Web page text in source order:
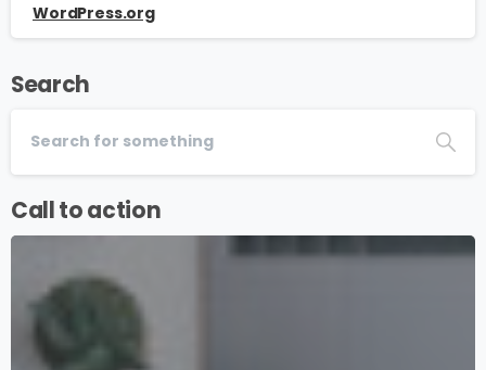
WordPress.org
Search
Call to action